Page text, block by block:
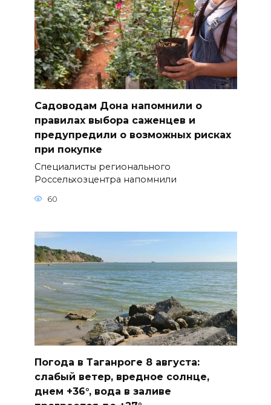
Садоводам Дона напомнили о
правилах выбора саженцев и
предупредили о возможных рисках
при покупке
Специалисты регионального
Россельхозцентра напомнили
60
Погода в Таганроге 8 августа:
слабый ветер, вредное солнце,
днем +36°, вода в заливе